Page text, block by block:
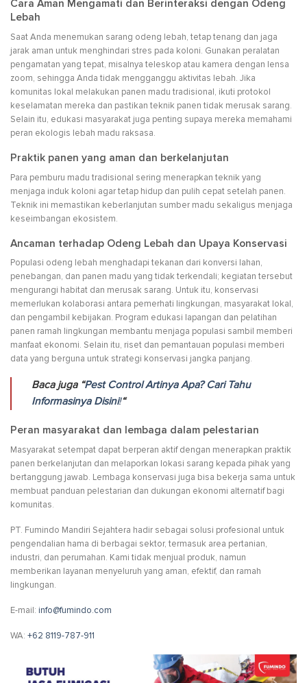
Cara Aman Mengamati dan Berinteraksi dengan Odeng
Lebah
Saat Anda menemukan sarang odeng lebah, tetap tenang dan jaga
jarak aman untuk menghindari stres pada koloni. Gunakan peralatan
pengamatan yang tepat, misalnya teleskop atau kamera dengan lensa
zoom, sehingga Anda tidak mengganggu aktivitas lebah. Jika
komunitas lokal melakukan panen madu tradisional, ikuti protokol
keselamatan mereka dan pastikan teknik panen tidak merusak sarang.
Selain itu, edukasi masyarakat juga penting supaya mereka memahami
peran ekologis lebah madu raksasa.
Praktik panen yang aman dan berkelanjutan
Para pemburu madu tradisional sering menerapkan teknik yang
menjaga induk koloni agar tetap hidup dan pulih cepat setelah panen.
Teknik ini memastikan keberlanjutan sumber madu sekaligus menjaga
keseimbangan ekosistem.
Ancaman terhadap Odeng Lebah dan Upaya Konservasi
Populasi odeng lebah menghadapi tekanan dari konversi lahan,
penebangan, dan panen madu yang tidak terkendali; kegiatan tersebut
mengurangi habitat dan merusak sarang. Untuk itu, konservasi
memerlukan kolaborasi antara pemerhati lingkungan, masyarakat lokal,
dan pengambil kebijakan. Program edukasi lapangan dan pelatihan
panen ramah lingkungan membantu menjaga populasi sambil memberi
manfaat ekonomi. Selain itu, riset dan pemantauan populasi memberi
data yang berguna untuk strategi konservasi jangka panjang.
Baca juga “Pest Control Artinya Apa? Cari Tahu
Informasinya Disini!“
Peran masyarakat dan lembaga dalam pelestarian
Masyarakat setempat dapat berperan aktif dengan menerapkan praktik
panen berkelanjutan dan melaporkan lokasi sarang kepada pihak yang
bertanggung jawab. Lembaga konservasi juga bisa bekerja sama untuk
membuat panduan pelestarian dan dukungan ekonomi alternatif bagi
komunitas.
PT. Fumindo Mandiri Sejahtera hadir sebagai solusi profesional untuk
pengendalian hama di berbagai sektor, termasuk area pertanian,
industri, dan perumahan. Kami tidak menjual produk, namun
memberikan layanan menyeluruh yang aman, efektif, dan ramah
lingkungan.
E-mail: info@fumindo.com
WA: +62 8119-787-911